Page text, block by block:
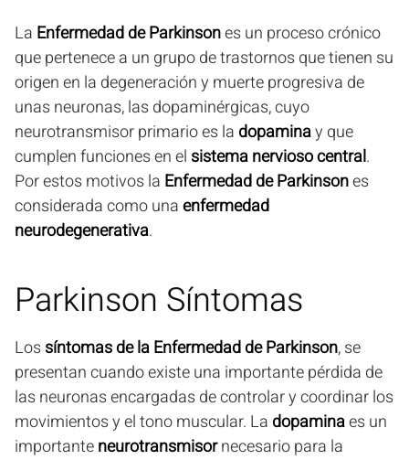
La Enfermedad de Parkinsones un proceso crónico
que pertenece a un grupo de trastornos que tienen su
origen en la degeneración y muerte progresiva de
unas neuronas, las dopaminérgicas, cuyo
neurotransmisor primario es la dopaminay que
cumplen funciones en el sistema nervioso central.
Por estos motivos la Enfermedad de Parkinsones
considerada como unaenfermedad
neurodegenerativa.
Parkinson Síntomas
Lossíntomas de la Enfermedad de Parkinson, se
presentan cuando existe una importante pérdida de
las neuronas encargadas de controlar y coordinar los
movimientos y el tono muscular. La dopaminaes un
importanteneurotransmisornecesario para la